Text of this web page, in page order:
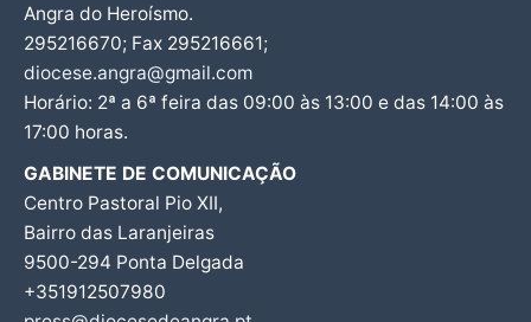
Angra do Heroísmo.
295216670; Fax 295216661;
diocese.angra@gmail.com
Horário: 2ª a 6ª feira das 09:00 às 13:00 e das 14:00 às
17:00 horas.
GABINETE DE COMUNICAÇÃO
Centro Pastoral Pio XII,
Bairro das Laranjeiras
9500-294 Ponta Delgada
+351912507980